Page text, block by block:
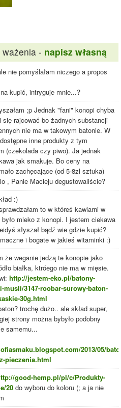
- napisz własną
nie pomyślałam niczego a propos
kupić, intryguje mnie...?
;p Jednak "fani" konopi chyba
się rajcować bo żadnych substancji
nie ma w takowym batonie. W
inne produkty z tym
(czekolada czy piwo). Ja jednak
jak smakuje. Bo ceny na
zachęcające (od 5-8zl sztuka)
, Panie Macieju degustowaliście?
:)
to w któreś kawiarni w
było mleko z konopi. I jestem ciekawa
słyszał bądź wie gdzie kupić?
i bogate w jakieś witaminki :)
że weganie jedzą te konopie jako
białka, ktróego nie ma w mięsie.
http://jestem-eko.pl/batony-
musli/3147-roobar-surowy-baton-
30g.html
trochę dużo.. ale skład super,
strony można bybyło podobny
samemu...
2013/05/
pieczenia.html
good-hemp.pl/pl/c/Produkty-
20 do wyboru do koloru (; a ja nie